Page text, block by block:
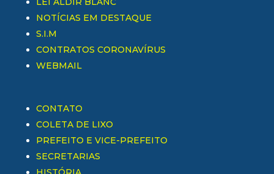
NOTÍCIAS EM DESTAQUE
S.I.M
CONTRATOS CORONAVÍRUS
WEBMAIL
CONTATO
COLETA DE LIXO
PREFEITO E VICE-PREFEITO
SECRETARIAS